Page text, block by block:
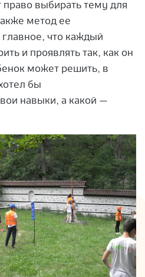
выбирать тему для
метод ее
что каждый
и проявлять так, как он
может решить, в
бы
навыки, а какой —